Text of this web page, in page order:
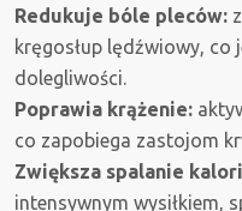
Redukuje bóle pleców:
kręgosłup lędźwiowy, co
dolegliwości.
Poprawia krążenie:
co zapobiega zastojom
Zwiększa spalanie
intensywnym wysiłkiem,